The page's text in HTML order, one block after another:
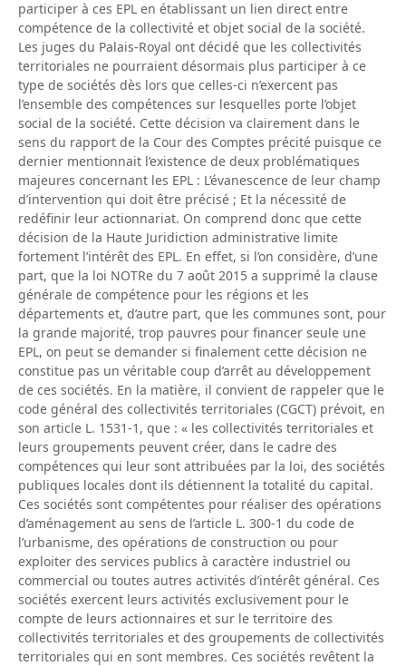
participer à ces EPL en établissant un lien direct entre
compétence de la collectivité et objet social de la société.
Les juges du Palais-Royal ont décidé que les collectivités
territoriales ne pourraient désormais plus participer à ce
type de sociétés dès lors que celles-ci n’exercent pas
l’ensemble des compétences sur lesquelles porte l’objet
social de la société. Cette décision va clairement dans le
sens du rapport de la Cour des Comptes précité puisque ce
dernier mentionnait l’existence de deux problématiques
majeures concernant les EPL : L’évanescence de leur champ
d’intervention qui doit être précisé ; Et la nécessité de
redéfinir leur actionnariat. On comprend donc que cette
décision de la Haute Juridiction administrative limite
fortement l’intérêt des EPL. En effet, si l’on considère, d’une
part, que la loi NOTRe du 7 août 2015 a supprimé la clause
générale de compétence pour les régions et les
départements et, d’autre part, que les communes sont, pour
la grande majorité, trop pauvres pour financer seule une
EPL, on peut se demander si finalement cette décision ne
constitue pas un véritable coup d’arrêt au développement
de ces sociétés. En la matière, il convient de rappeler que le
code général des collectivités territoriales (CGCT) prévoit, en
son article L. 1531-1, que : « les collectivités territoriales et
leurs groupements peuvent créer, dans le cadre des
compétences qui leur sont attribuées par la loi, des sociétés
publiques locales dont ils détiennent la totalité du capital.
Ces sociétés sont compétentes pour réaliser des opérations
d’aménagement au sens de l’article L. 300-1 du code de
l’urbanisme, des opérations de construction ou pour
exploiter des services publics à caractère industriel ou
commercial ou toutes autres activités d’intérêt général. Ces
sociétés exercent leurs activités exclusivement pour le
compte de leurs actionnaires et sur le territoire des
collectivités territoriales et des groupements de collectivités
territoriales qui en sont membres. Ces sociétés revêtent la